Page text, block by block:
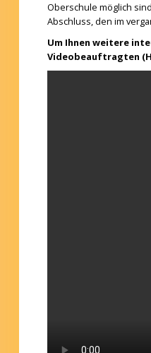
Oberschule möglich
Abschluss, den im
Um Ihnen weitere
Videobeauftragten